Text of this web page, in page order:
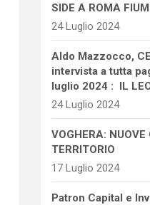
SIDE A ROMA
24 Luglio 2024
Aldo Mazzocco,
intervista a tutta
luglio 2024 : IL
24 Luglio 2024
VOGHERA:
TERRITORIO
17 Luglio 2024
Patron Capital e